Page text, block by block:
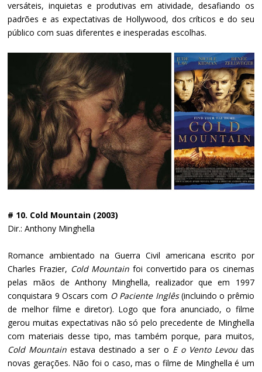
versáteis, inquietas e produtivas em atividade, desafiando os
padrões e as expectativas de Hollywood, dos críticos e do seu
público com suas diferentes e inesperadas escolhas.
# 10. Cold Mountain (2003)
Dir.: Anthony Minghella
Romance ambientado na Guerra Civil americana escrito por
Charles Frazier, Cold Mountain foi convertido para os cinemas
pelas mãos de Anthony Minghella, realizador que em 1997
conquistara 9 Oscars com O Paciente Inglês(incluindo o prêmio
de melhor filme e diretor). Logo que fora anunciado, o filme
gerou muitas expectativas não só pelo precedente de Minghella
com materiais desse tipo, mas também porque, para muitos,
Cold Mountainestava destinado a ser o E o Vento Levou das
novas gerações. Não foi o caso, mas o filme de Minghella é um